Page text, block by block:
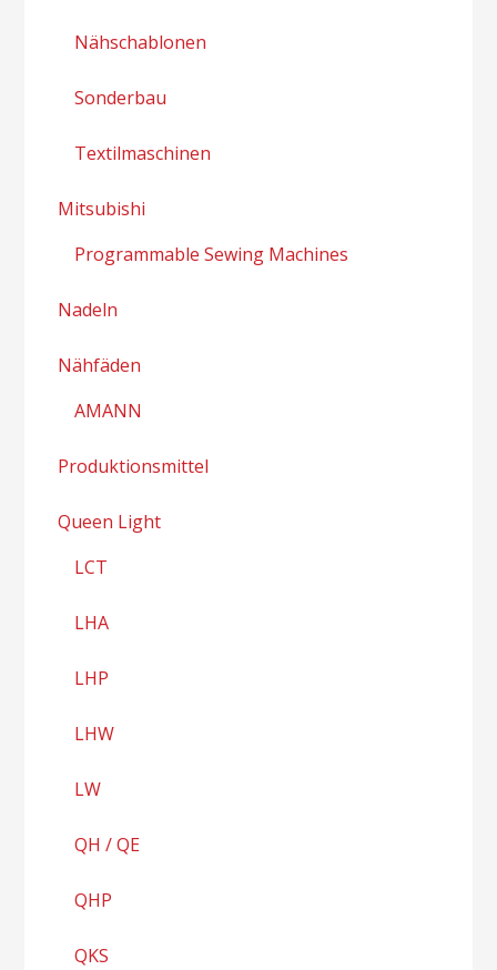
Nähschablonen
Sonderbau
Textilmaschinen
Mitsubishi
Programmable Sewing Machines
Nadeln
Nähfäden
AMANN
Produktionsmittel
Queen Light
LCT
LHA
LHP
LHW
LW
QH / QE
QHP
QKS